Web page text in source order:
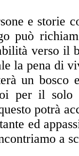
e storie
può
verso il
la pena di
un bosco
per il solo
potrà
ed
a